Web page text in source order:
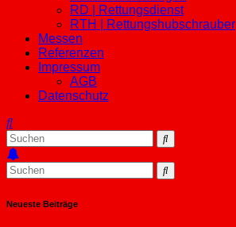
RD | Rettungsdienst
RTH | Rettungshubschrauber
Messen
Referenzen
Impressum
AGB
Datenschutz
Neueste Beiträge